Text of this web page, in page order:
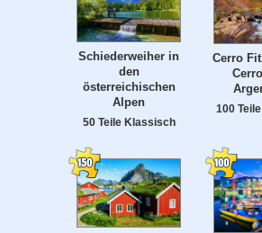
Schiederweiher in
den
österreichischen
Alpen
50 Teile Klassisch
Cerro
100